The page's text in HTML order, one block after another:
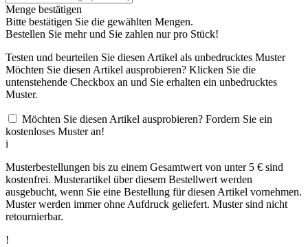
Menge bestätigen
Bitte bestätigen Sie die gewählten Mengen.
Bestellen Sie mehr und Sie zahlen nurpro Stück!
Testen und beurteilen Sie diesen Artikel als unbedrucktes Muster
Möchten Sie diesen Artikel ausprobieren? Klicken Sie die
untenstehende Checkbox an und Sie erhalten ein unbedrucktes
Muster.
Möchten Sie diesen Artikel ausprobieren? Fordern Sie ein
kostenloses Muster an!
i
Musterbestellungen bis zu einem Gesamtwert von unter 5 € sind
kostenfrei. Musterartikel über diesem Bestellwert werden
ausgebucht, wenn Sie eine Bestellung für diesen Artikel vornehmen.
Muster werden immer ohne Aufdruck geliefert. Muster sind nicht
retournierbar.
!